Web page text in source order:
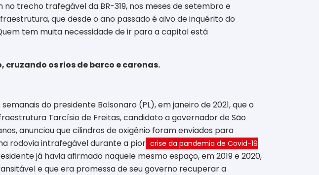
trecho trafegável da BR-319, nos meses de setembro e
que desde o ano passado é alvo de inquérito do
tem muita necessidade de ir para a capital está
os rios de barco e caronas.
do presidente Bolsonaro (PL), em janeiro de 2021, que o
Tarcísio de Freitas, candidato a governador de São
anunciou que cilindros de oxigênio foram enviados para
rodovia intrafegável durante a pior crise da pandemia de Covid-19
já havia afirmado naquele mesmo espaço, em 2019 e 2020,
e que era promessa de seu governo recuperar a